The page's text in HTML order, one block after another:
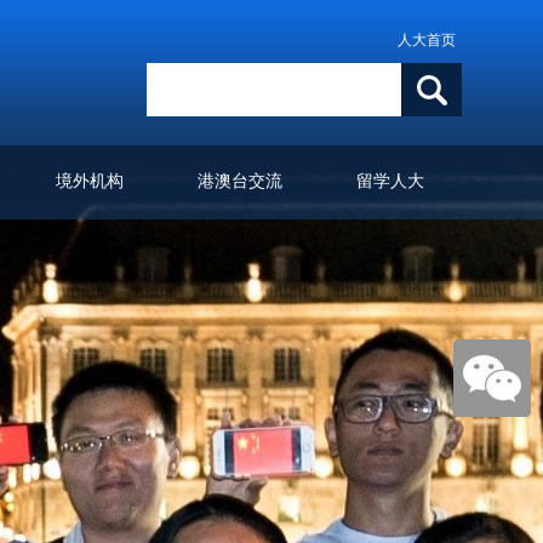
人大首页
境外机构 港澳台交流 留学人大